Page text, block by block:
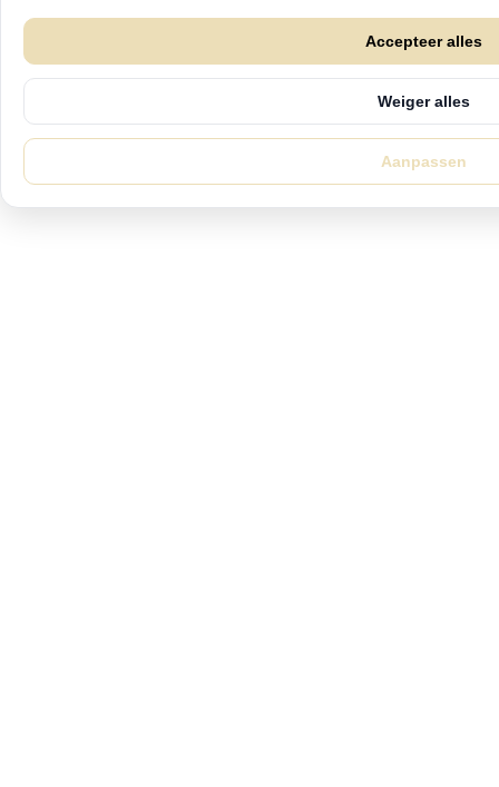
Accepteer alles
Weiger alles
Aanpassen